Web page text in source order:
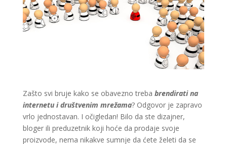
Zašto svi bruje kako se obavezno treba brendirati na
internetu i društvenim mrežama? Odgovor je zapravo
vrlo jednostavan. I očigledan! Bilo da ste dizajner,
bloger ili preduzetnik koji hoće da prodaje svoje
proizvode, nema nikakve sumnje da ćete želeti da se